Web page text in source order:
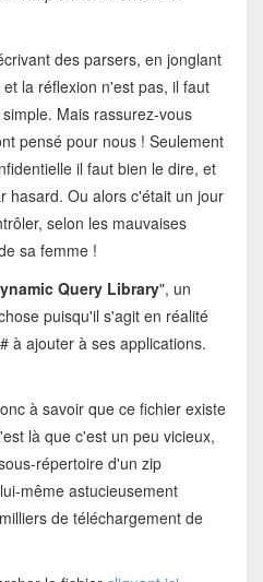
des parsers, en jonglant
la réflexion n'est pas, il faut
Mais rassurez-vous
pensé pour nous ! Seulement
il faut bien le dire, et
hasard. Ou alors c'était un jour
selon les mauvaises
sa femme !
Query Library", un
puisqu'il s'agit en réalité
à ajouter à ses applications.
à savoir que ce fichier existe
là que c'est un peu vicieux,
répertoire d'un zip
même astucieusement
de téléchargement de